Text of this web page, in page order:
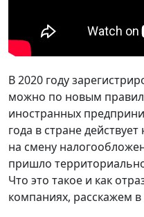
В 2020 году
можно по новым
иностранных
года в стране
на смену
пришло
Что это такое и как
компаниях, расскажем